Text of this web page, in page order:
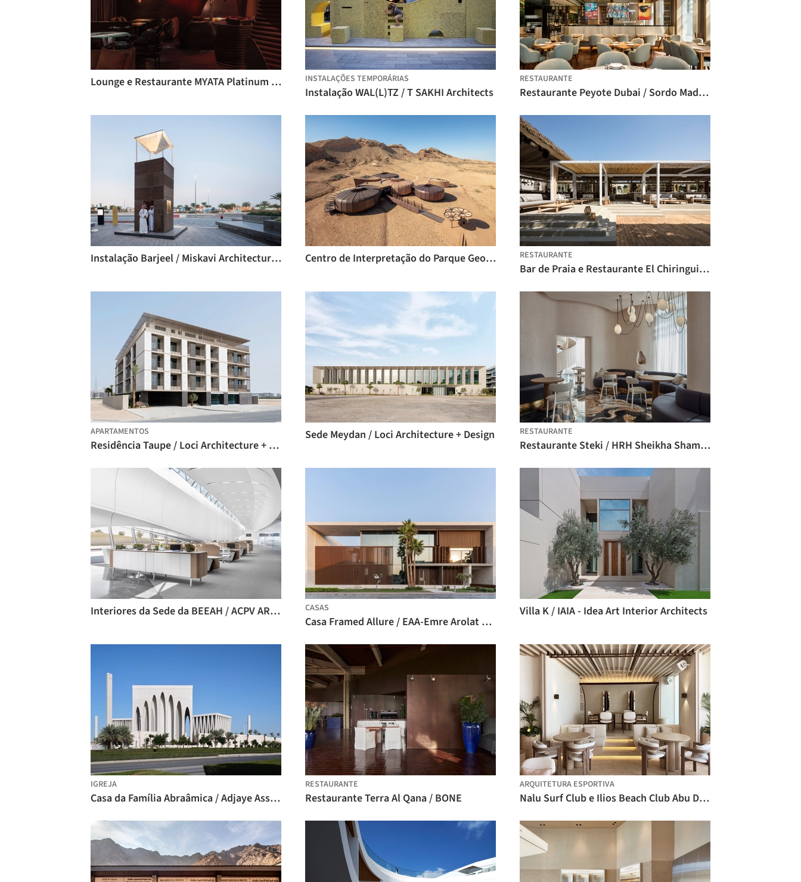
Lounge e Restaurante MYATA Platinum / DA bureau INSTALAÇÕES TEMPORÁRIAS
Instalação WAL(L)TZ / T SAKHI Architects
RESTAURANTE
Restaurante Peyote Dubai / Sordo Madaleno Arquitectos
Instalação Barjeel / Miskavi Architecture Studio Centro de Interpretação do Parque Geológico de Buhais / Hopkins Architects RESTAURANTE
Bar de Praia e Restaurante El Chiringuito / Anarchitect
APARTAMENTOS
Residência Taupe / Loci Architecture + Design
Sede Meydan / Loci Architecture + Design RESTAURANTE
Restaurante Steki / HRH Sheikha Shamseh Al Sharqi + Carlos Gris Studio
Interiores da Sede da BEEAH / ACPV ARCHITECTS Antonio Citterio Patricia Viel CASAS
Casa Framed Allure / EAA-Emre Arolat Architecture
Villa K / IAIA - Idea Art Interior Architects
IGREJA
Casa da Família Abraâmica / Adjaye Associates
RESTAURANTE
Restaurante Terra Al Qana / BONE
ARQUITETURA ESPORTIVA
Nalu Surf Club e Ilios Beach Club Abu Dhabi / ELASTIC Architects